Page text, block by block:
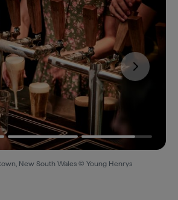
New South Wales © Young Henrys